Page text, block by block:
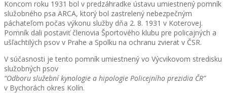
Koncom roku 1931 bol v predzáhradke ústavu umiestnený pomník
služobného psa ARCA, ktorý bol zastrelený nebezpečným
páchateľom počas výkonu služby dňa 2. 8. 1931 v Koterovej.
Pomník dali postaviť členovia Športového klubu pre policajných a
ušľachtilých psov v Prahe a Spolku na ochranu zvierat v ČSR.
V súčasnosti je tento pomník umiestnený vo Výcvikovom stredisku
služobných psov
“Odboru služební kynologie a hipologie Policejního prezidia ČR”
v Bychorách okres Kolín.